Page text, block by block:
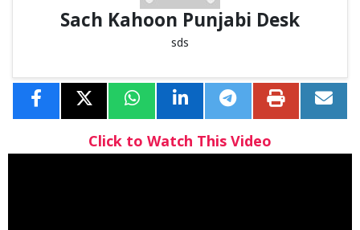
Sach Kahoon Punjabi Desk
sds
Click to Watch This Video